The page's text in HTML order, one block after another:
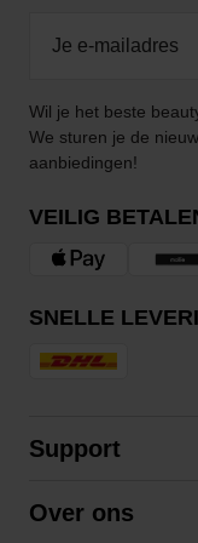
Wil je het beste
We sturen je de
aanbiedingen!
VEILIG
SNELLE
Support
Over ons